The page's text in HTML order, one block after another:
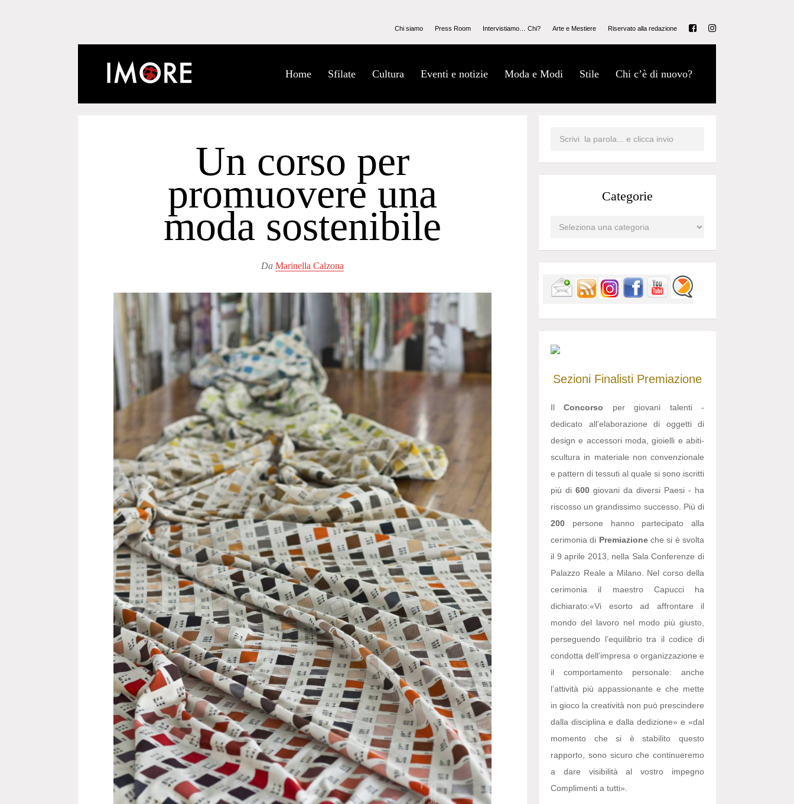
Chi siamo Press Room Intervistiamo… Chi? Arte e Mestiere Riservato alla redazione
Home Sfilate Cultura Eventi e notizie Moda e Modi Stile Chi c’è di nuovo?
Un corso per
promuovere una
moda sostenibile
Da Marinella Calzona
Categorie
Sezioni Finalisti Premiazione
IlConcorso per giovani talenti -
dedicato all’elaborazione di oggetti di
design e accessori moda, gioielli e abiti-
scultura in materiale non convenzionale
e pattern di tessuti al quale si sono iscritti
più di 600 giovani da diversi Paesi - ha
riscosso un grandissimo successo. Più di
200 persone hanno partecipato alla
cerimonia di Premiazioneche si è svolta
il 9 aprile 2013, nella Sala Conferenze di
Palazzo Reale a Milano. Nel corso della
cerimonia il maestro Capucci ha
dichiarato:«Vi esorto ad affrontare il
mondo del lavoro nel modo più giusto,
perseguendo l’equilibrio tra il codice di
condotta dell’impresa o organizzazione e
il comportamento personale: anche
l’attività più appassionante e che mette
in gioco la creatività non può prescindere
dalla disciplina e dalla dedizione» e «dal
momento che si è stabilito questo
rapporto, sono sicuro che continueremo
a dare visibilità al vostro impegno
Complimenti a tutti».